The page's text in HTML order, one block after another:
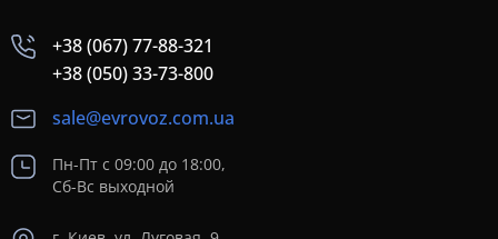
+38 (067) 77-88-321
+38 (050) 33-73-800
sale@evrovoz.com.ua
Пн-Пт с 09:00 до 18:00,
Сб-Вс выходной